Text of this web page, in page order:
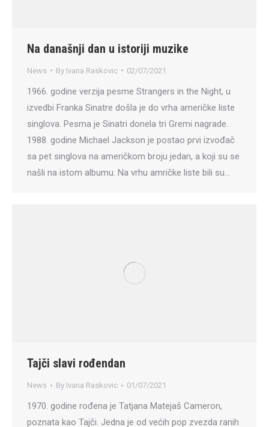
Na današnji dan u istoriji muzike
News By Ivana Raskovic 02/07/2021
1966. godine verzija pesme Strangers in the Night, u
izvedbi Franka Sinatre došla je do vrha američke liste
singlova. Pesma je Sinatri donela tri Gremi nagrade.
1988. godine Michael Jackson je postao prvi izvođač
sa pet singlova na američkom broju jedan, a koji su se
našli na istom albumu. Na vrhu amričke liste bili su…
Tajči slavi rođendan
News By Ivana Raskovic 01/07/2021
1970. godine rođena je Tatjana Matejaš Cameron,
poznata kao Tajči. Jedna je od većih pop zvezda ranih